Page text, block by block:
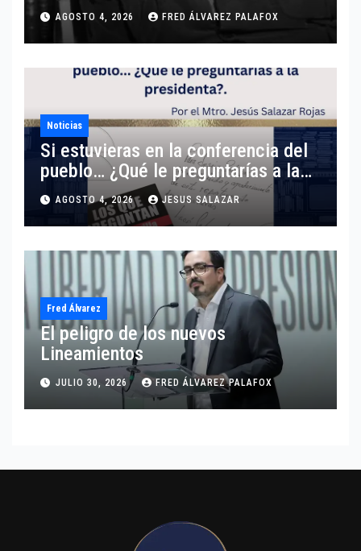
AGOSTO 4, 2026 FRED ÁLVAREZ PALAFOX
Noticias
Si estuvieras en la conferencia del
pueblo… ¿Qué le preguntarías a la
presidenta?
AGOSTO 4, 2026 JESUS SALAZAR
Fred Álvarez
El peligro de los nuevos
Lineamientos
JULIO 30, 2026 FRED ÁLVAREZ PALAFOX